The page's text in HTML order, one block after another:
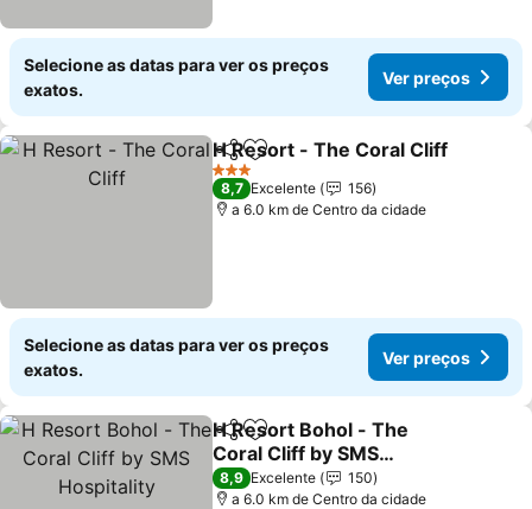
Selecione as datas para ver os preços
exatos.
Ver preços
PartilharAdicionar aos favoritos
H Resort - The Coral Cliff
3 Estrelas
8,7 Excelente
156
a 6.0 km de Centro da cidade
Selecione as datas para ver os preços
exatos.
Ver preços
PartilharAdicionar aos favoritos
H Resort Bohol - The
Coral Cliff by SMS
Hospitality
Ver preços
8,9 Excelente
150
a 6.0 km de Centro da cidade